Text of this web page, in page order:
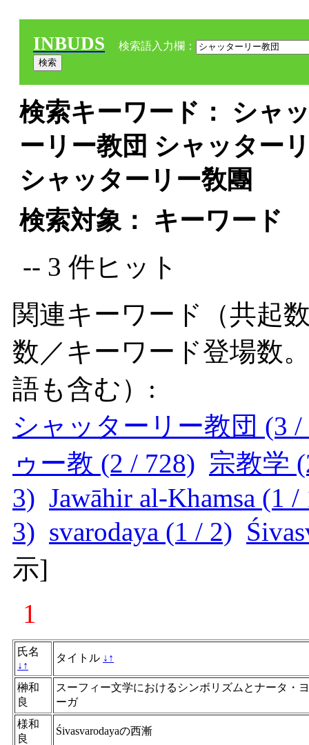
INBUDS 検索語入力欄：
検索キーワード： シャ
ーリー教団 シャッター
シャッターリー敎團
検索対象： キーワード
-- 3 件ヒット
関連キーワード（共起
数／キーワード登場数
語も含む）:
シャッターリー教団 (3 /
ゥー教 (2 / 728) 宗教学
3) Jawāhir al-Khamsa (1 /
3) svarodaya (1 / 2)
示]
1
氏名
↓ ↑
タイトル ↓ ↑
榊和
良
スーフィー文学におけるシンボリズムとナータ・ヨ
ーガ
様和
良
Śivasvarodayaの西漸